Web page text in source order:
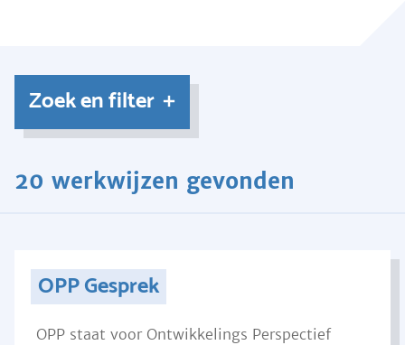
Zoek en filter
20 werkwijzen gevonden
OPP Gesprek
OPP staat voor Ontwikkelings Perspectief